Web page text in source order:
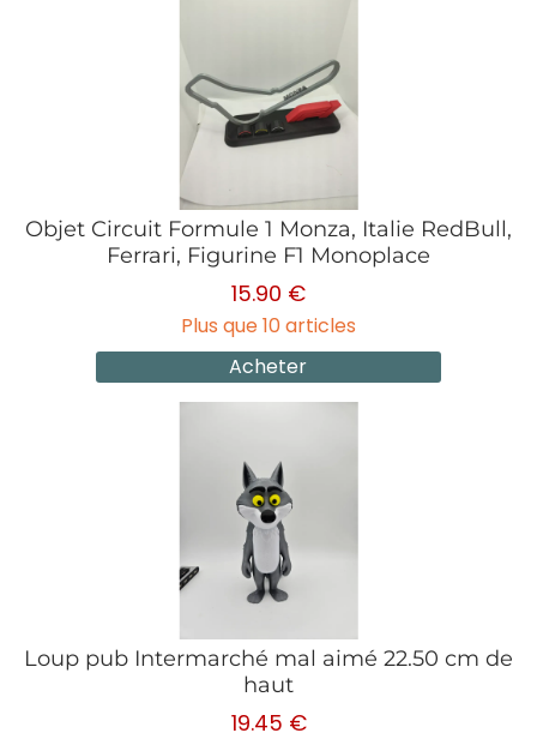
Objet Circuit Formule 1 Monza, Italie RedBull,
Ferrari, Figurine F1 Monoplace
15.90 €
Plus que 10 articles
Acheter
Loup pub Intermarché mal aimé 22.50 cm de
haut
19.45 €